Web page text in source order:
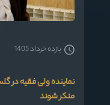
نماینده ولی فقیه در
منکر شوند
یازده خرداد 1405